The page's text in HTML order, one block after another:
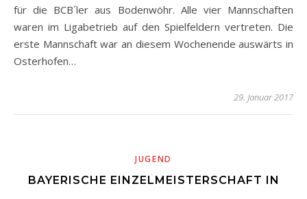
für die BCB´ler aus Bodenwöhr. Alle vier Mannschaften
waren im Ligabetrieb auf den Spielfeldern vertreten. Die
erste Mannschaft war an diesem Wochenende auswärts in
Osterhofen…
29. Januar 2017
JUGEND
BAYERISCHE EINZELMEISTERSCHAFT IN